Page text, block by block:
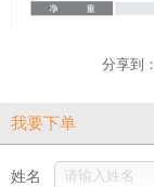
分享到：
我要下单
姓名